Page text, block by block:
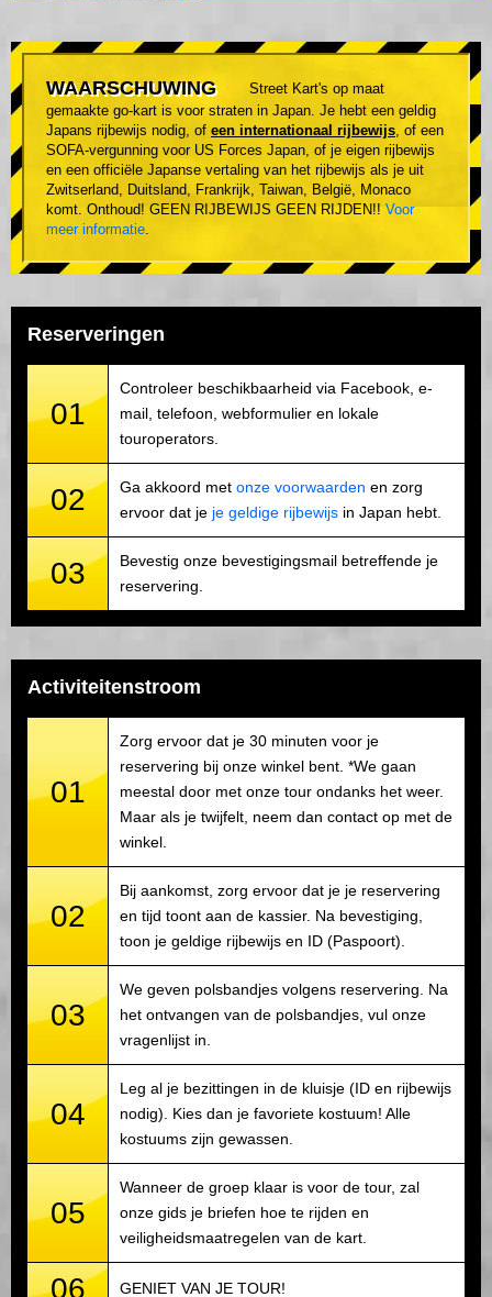
WAARSCHUWING
Street Kart's op maat
gemaakte go-kart is voor straten in Japan. Je hebt een geldig
Japans rijbewijs nodig, of een internationaal rijbewijs, of een
SOFA-vergunning voor US Forces Japan, of je eigen rijbewijs
en een officiële Japanse vertaling van het rijbewijs als je uit
Zwitserland, Duitsland, Frankrijk, Taiwan, België, Monaco
komt. Onthoud! GEEN RIJBEWIJS GEEN RIJDEN!! Voor
meer informatie.
Reserveringen
01
Controleer beschikbaarheid via Facebook, e-
mail, telefoon, webformulier en lokale
touroperators.
02 Ga akkoord met onze voorwaarden en zorg
ervoor dat je je geldige rijbewijs in Japan hebt.
03
Bevestig onze bevestigingsmail betreffende je
reservering.
Activiteitenstroom
01
Zorg ervoor dat je 30 minuten voor je
reservering bij onze winkel bent. *We gaan
meestal door met onze tour ondanks het weer.
Maar als je twijfelt, neem dan contact op met de
winkel.
02
Bij aankomst, zorg ervoor dat je je reservering
en tijd toont aan de kassier. Na bevestiging,
toon je geldige rijbewijs en ID (Paspoort).
03
We geven polsbandjes volgens reservering. Na
het ontvangen van de polsbandjes, vul onze
vragenlijst in.
04
Leg al je bezittingen in de kluisje (ID en rijbewijs
nodig). Kies dan je favoriete kostuum! Alle
kostuums zijn gewassen.
05
Wanneer de groep klaar is voor de tour, zal
onze gids je briefen hoe te rijden en
veiligheidsmaatregelen van de kart.
06 GENIET VAN JE TOUR!